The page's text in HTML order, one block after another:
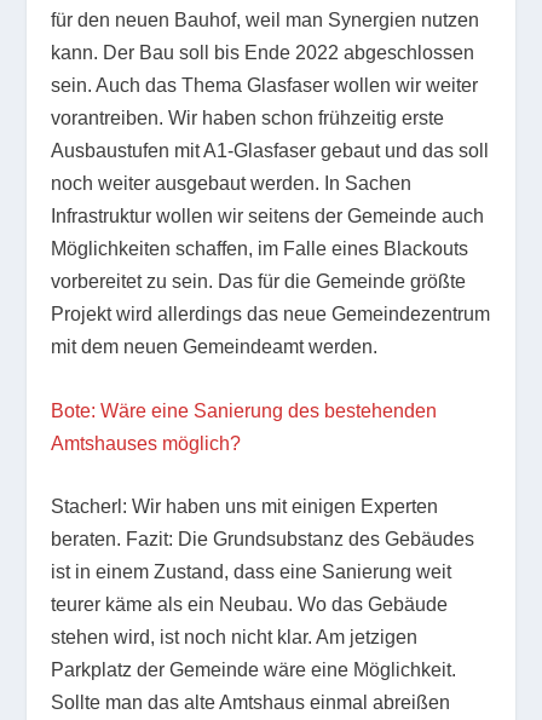
für den neuen Bauhof, weil man Synergien nutzen
kann. Der Bau soll bis Ende 2022 abgeschlossen
sein. Auch das Thema Glasfaser wollen wir weiter
vorantreiben. Wir haben schon frühzeitig erste
Ausbaustufen mit A1-Glasfaser gebaut und das soll
noch weiter ausgebaut werden. In Sachen
Infrastruktur wollen wir seitens der Gemeinde auch
Möglichkeiten schaffen, im Falle eines Blackouts
vorbereitet zu sein. Das für die Gemeinde größte
Projekt wird allerdings das neue Gemeindezentrum
mit dem neuen Gemeindeamt werden.
Bote: Wäre eine Sanierung des bestehenden
Amtshauses möglich?
Stacherl: Wir haben uns mit einigen Experten
beraten. Fazit: Die Grundsubstanz des Gebäudes
ist in einem Zustand, dass eine Sanierung weit
teurer käme als ein Neubau. Wo das Gebäude
stehen wird, ist noch nicht klar. Am jetzigen
Parkplatz der Gemeinde wäre eine Möglichkeit.
Sollte man das alte Amtshaus einmal abreißen